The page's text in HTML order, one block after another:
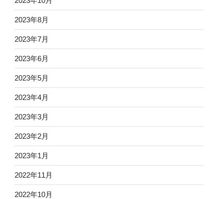
2023年8月
2023年7月
2023年6月
2023年5月
2023年4月
2023年3月
2023年2月
2023年1月
2022年11月
2022年10月